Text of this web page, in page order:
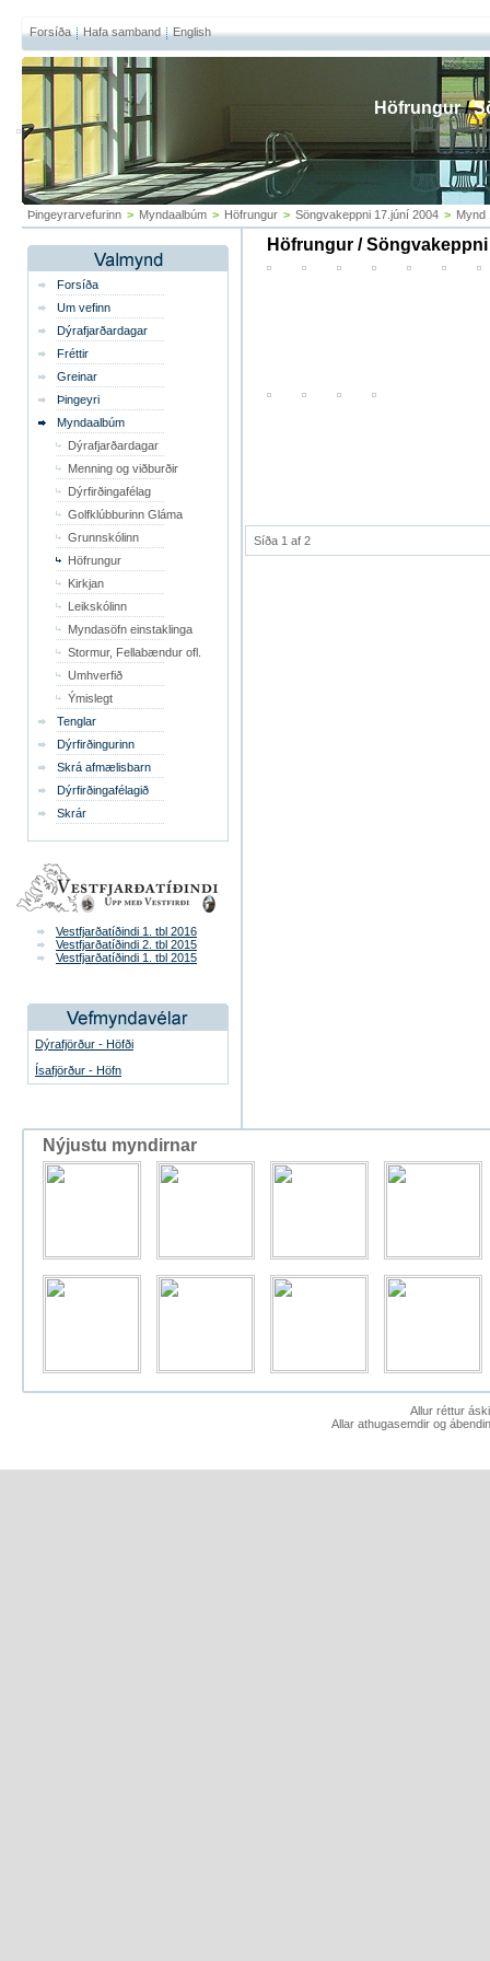
Forsíða Hafa samband English
Þingeyrarvefurinn > Myndaalbúm > Höfrungur > Söngvakeppni 17.júní 2004 > Mynd
Forsíða
Um vefinn
Dýrafjarðardagar
Fréttir
Greinar
Þingeyri
Myndaalbúm
Dýrafjarðardagar
Menning og viðburðir
Dýrfirðingafélag
Golfklúbburinn Gláma
Grunnskólinn
Höfrungur
Kirkjan
Leikskólinn
Myndasöfn einstaklinga
Stormur, Fellabændur ofl.
Umhverfið
Ýmislegt
Tenglar
Dýrfirðingurinn
Skrá afmælisbarn
Dýrfirðingafélagið
Skrár
Vestfjarðatíðindi 1. tbl 2016
Vestfjarðatíðindi 2. tbl 2015
Vestfjarðatíðindi 1. tbl 2015
Dýrafjörður - Höfði
Ísafjörður - Höfn
Höfrungur /
Síða 1 af 2
Höfrungur/
Nýjustu myndirnar
Allur réttur
Allar athugasemdir og